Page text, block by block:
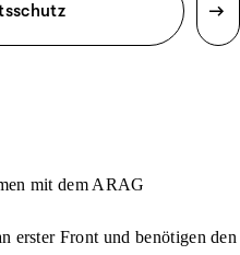
mit dem ARAG
erster Front und benötigen den